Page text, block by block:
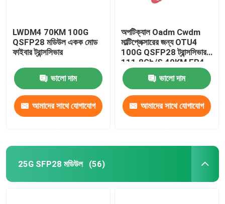
LWDM4 70KM 100G
QSFP28 মডিউল একক মোড
ফাইবার ট্রান্সসিভার
ভালো দাম
আমাদের সাথে যোগাযোগ
অপটিক্যাল Oadm Cwdm
মাল্টিপ্লেক্সারের জন্য OTU4
100G QSFP28 ট্রান্সসিভার
111.8Gb/S 40KM ER4
ভালো দাম
আমাদের সাথে যোগাযোগ
25G SFP28 মডিউল (56)